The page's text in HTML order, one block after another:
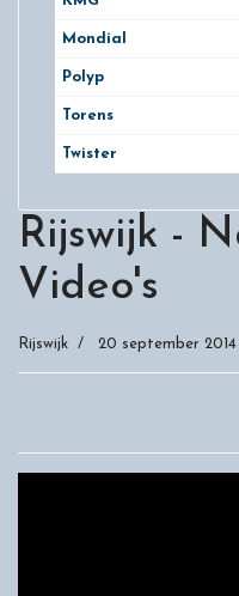
Mondial
Polyp
Torens
Twister
Rijswijk -
Video's
Rijswijk 20 september 2014